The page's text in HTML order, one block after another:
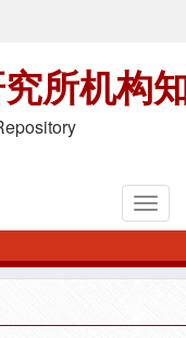
所机构